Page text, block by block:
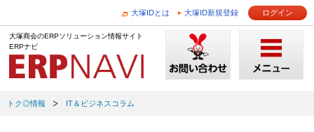
大塚IDとは 大塚ID新規登録 ログイン
大塚商会のERPソリューション情報サイト
ERPナビ
トク◎情報 IT＆ビジネスコラム